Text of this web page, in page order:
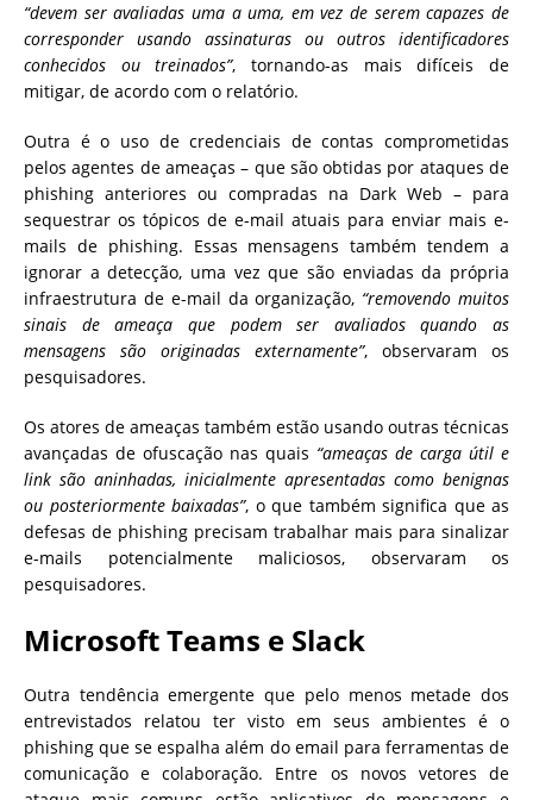
“devem ser avaliadas uma a uma, em vez de serem capazes de
corresponder usando assinaturas ou outros identificadores
conhecidos ou treinados”, tornando-as mais difíceis de
mitigar, de acordo com o relatório.
Outra é o uso de credenciais de contas comprometidas
pelos agentes de ameaças – que são obtidas por ataques de
phishing anteriores ou compradas na Dark Web – para
sequestrar os tópicos de e-mail atuais para enviar mais e-
mails de phishing. Essas mensagens também tendem a
ignorar a detecção, uma vez que são enviadas da própria
infraestrutura de e-mail da organização, “removendo muitos
sinais de ameaça que podem ser avaliados quando as
mensagens são originadas externamente”, observaram os
pesquisadores.
Os atores de ameaças também estão usando outras técnicas
avançadas de ofuscação nas quais “ameaças de carga útil e
link são aninhadas, inicialmente apresentadas como benignas
ou posteriormente baixadas”, o que também significa que as
defesas de phishing precisam trabalhar mais para sinalizar
e-mails potencialmente maliciosos, observaram os
pesquisadores.
Microsoft Teams e Slack
Outra tendência emergente que pelo menos metade dos
entrevistados relatou ter visto em seus ambientes é o
phishing que se espalha além do email para ferramentas de
comunicação e colaboração. Entre os novos vetores de